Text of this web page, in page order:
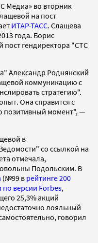
Медиа» во вторник
на пост
ИТАР-ТАСС. Слащева
года. Борис
гендиректора "СТС
Александр Роднянский
коммуникацию с
стратегию".
Она справится с
позитивный момент", —
в
со ссылкой на
отмечала,
Подольским. В
(№99 в рейтинге 200
по версии Forbes,
25,3% акций
лояльный
говорил